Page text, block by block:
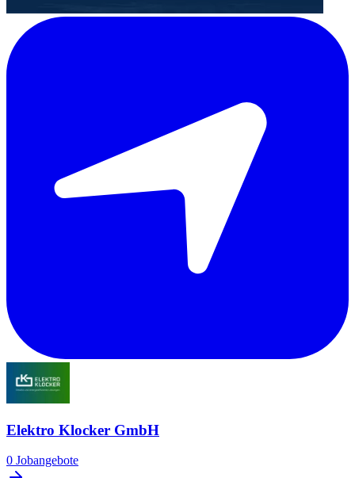
Elektro Klocker GmbH
0 Jobangebote